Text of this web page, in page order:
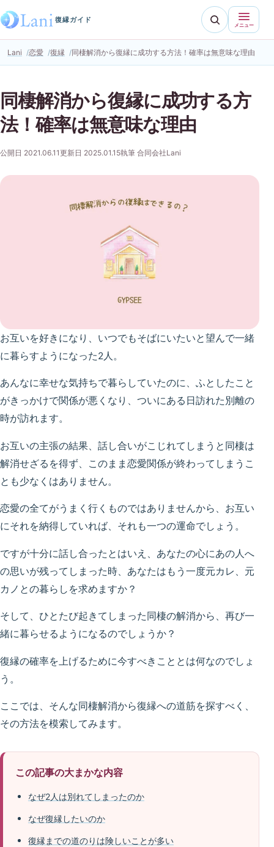
復縁ガイド
メニュー
Lani 恋愛 復縁 同棲解消から復縁に成功する方法！確率は無意味な理由
同棲解消から復縁に成功する方
法！確率は無意味な理由
公開日 2021.06.11更新日 2025.01.15執筆 合同会社Lani
お互いを好きになり、いつでもそばにいたいと望んで一緒
に暮らすようになった2人。
あんなに幸せな気持ちで暮らしていたのに、ふとしたこと
がきっかけで関係が悪くなり、ついにある日訪れた別離の
時が訪れます。
お互いの主張の結果、話し合いがこじれてしまうと同棲は
解消せざるを得ず、このまま恋愛関係が終わってしまうこ
とも少なくはありません。
恋愛の全てがうまく行くものではありませんから、お互い
にそれを納得していれば、それも一つの運命でしょう。
ですが十分に話し合ったとはいえ、あなたの心にあの人へ
の思いが残ってしまった時、あなたはもう一度元カレ、元
カノとの暮らしを求めますか？
そして、ひとたび起きてしまった同棲の解消から、再び一
緒に暮らせるようになるのでしょうか？
復縁の確率を上げるために今すべきこととは何なのでしょ
う。
ここでは、そんな同棲解消から復縁への道筋を探すべく、
その方法を模索してみます。
この記事の大まかな内容
なぜ2人は別れてしまったのか
なぜ復縁したいのか
復縁までの道のりは険しいことが多い